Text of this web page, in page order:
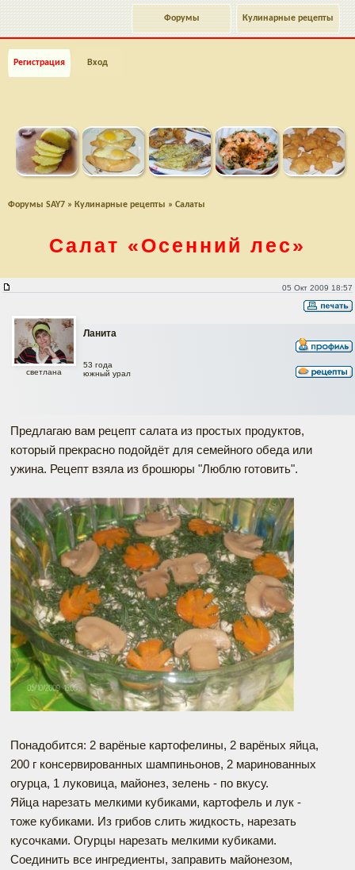
Кулинарные рецепты
Форумы
Регистрация Вход
Форумы SAY7 » Кулинарные рецепты » Салаты
Салат «Осенний лес»
05 Окт 2009 18:57
Ланита
светлана
53 года
южный урал
Предлагаю вам рецепт салата из простых продуктов,
который прекрасно подойдёт для семейного обеда или
ужина. Рецепт взяла из брошюры "Люблю готовить".
Понадобится: 2 варёные картофелины, 2 варёных яйца,
200 г консервированных шампиньонов, 2 маринованных
огурца, 1 луковица, майонез, зелень - по вкусу.
Яйца нарезать мелкими кубиками, картофель и лук -
тоже кубиками. Из грибов слить жидкость, нарезать
кусочками. Огурцы нарезать мелкими кубиками.
Соединить все ингредиенты, заправить майонезом,